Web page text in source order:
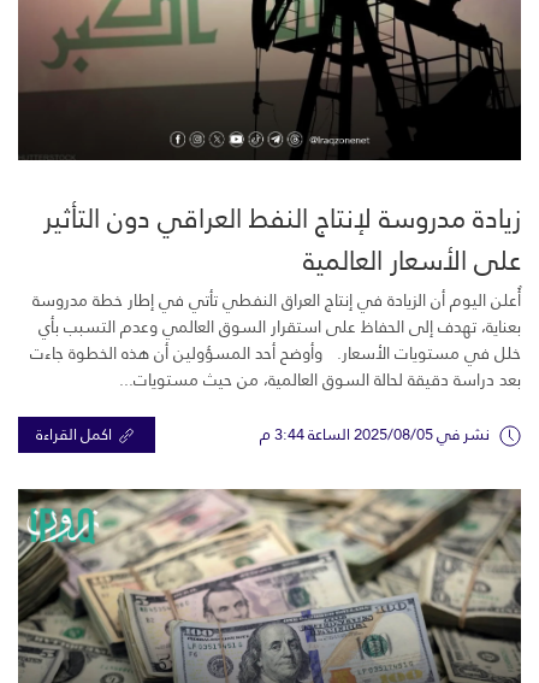
زيادة مدروسة لإنتاج النفط العراقي دون التأثير
على الأسعار العالمية
أُعلن اليوم أن الزيادة في إنتاج العراق النفطي تأتي في إطار خطة مدروسة
بعناية، تهدف إلى الحفاظ على استقرار السوق العالمي وعدم التسبب بأي
خلل في مستويات الأسعار. وأوضح أحد المسؤولين أن هذه الخطوة جاءت
بعد دراسة دقيقة لحالة السوق العالمية، من حيث مستويات...
نشر في 2025/08/05 الساعة 3:44 م اكمل القراءة